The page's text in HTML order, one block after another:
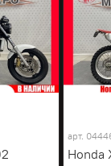
арт.
Honda